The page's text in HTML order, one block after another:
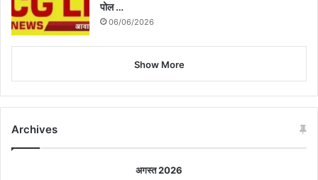
पोल …
06/06/2026
Show More
Archives
अगस्त 2026